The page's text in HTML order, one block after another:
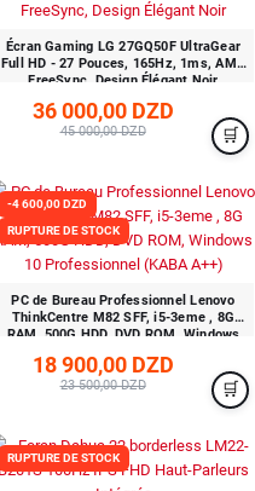
Écran Gaming LG 27GQ50F UltraGear
Full HD - 27 Pouces, 165Hz, 1ms, AMD
FreeSync, Design Élégant Noir
36 000,00 DZD
45 000,00 DZD
-4 600,00 DZD
RUPTURE DE STOCK
PC de Bureau Professionnel Lenovo
ThinkCentre M82 SFF, i5-3eme , 8G
RAM, 500G HDD, DVD ROM, Windows
18 900,00 DZD
23 500,00 DZD
RUPTURE DE STOCK